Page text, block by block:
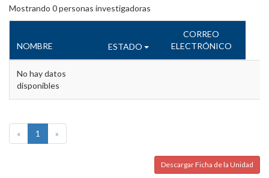
Mostrando 0personas investigadoras
NOMBRE ESTADO
CORREO
ELECTRÓNICO
No hay datos
disponibles
« 1 »
Descargar Ficha de la Unidad